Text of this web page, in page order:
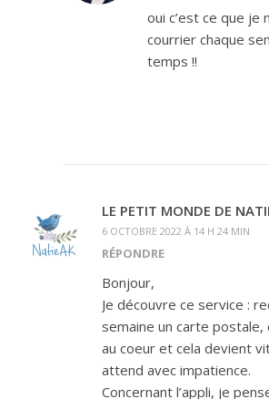
oui c’est ce que je
courrier chaque
temps !!
LE PETIT MONDE DE
6 OCTOBRE 2022 À 14 H 24 MIN
RÉPONDRE
Bonjour,
Je découvre ce service :
semaine un carte postale,
au coeur et cela devient
attend avec impatience.
Concernant l’appli, je